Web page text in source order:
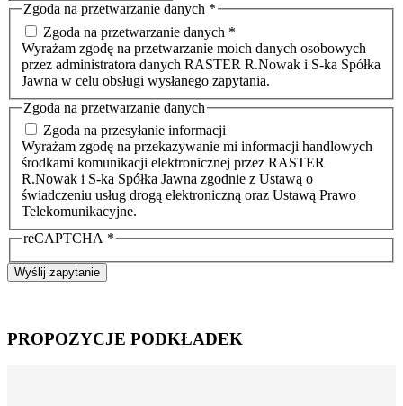
Zgoda na przetwarzanie danych *
Zgoda na przetwarzanie danych *
Wyrażam zgodę na przetwarzanie moich danych osobowych
przez administratora danych RASTER R.Nowak i S-ka Spółka
Jawna w celu obsługi wysłanego zapytania.
Zgoda na przetwarzanie danych
Zgoda na przesyłanie informacji
Wyrażam zgodę na przekazywanie mi informacji handlowych
środkami komunikacji elektronicznej przez RASTER
R.Nowak i S-ka Spółka Jawna zgodnie z Ustawą o
świadczeniu usług drogą elektroniczną oraz Ustawą Prawo
Telekomunikacyjne.
reCAPTCHA *
Wyślij zapytanie
PROPOZYCJE PODKŁADEK